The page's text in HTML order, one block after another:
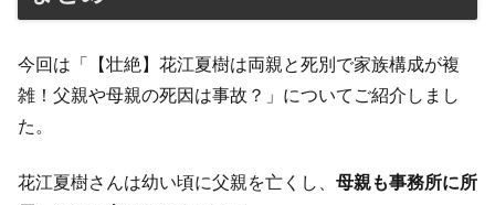
今回は「【壮絶】花江夏樹は両親と死別で家族構成が複
雑！父親や母親の死因は事故？」についてご紹介しまし
た。
花江夏樹さんは幼い頃に父親を亡くし、 母親も事務所に所